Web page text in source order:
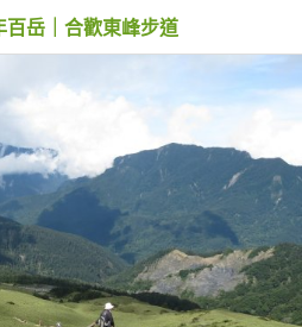
百岳｜合歡東峰步道